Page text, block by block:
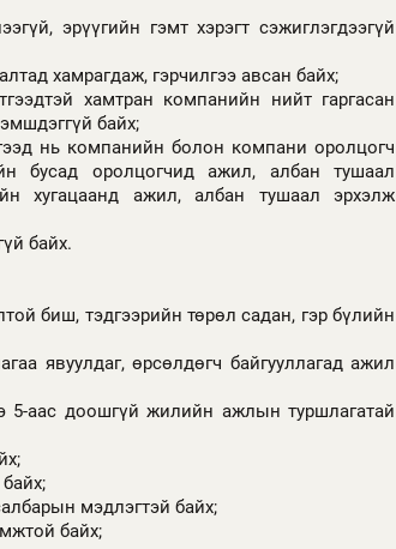
эрүүгийн гэмт хэрэгт сэжиглэгдээгүй
хамрагдаж, гэрчилгээ авсан байх;
хамтран компанийн нийт гаргасан
байх;
нь компанийн болон компани оролцогч
бусад оролцогчид ажил, албан тушаал
хугацаанд ажил, албан тушаал эрхэлж
байх.
биш, тэдгээрийн төрөл садан, гэр бүлийн
явуулдаг, өрсөлдөгч байгууллагад ажил
5-аас доошгүй жилийн ажлын туршлагатай
мэдлэгтэй байх;
байх;